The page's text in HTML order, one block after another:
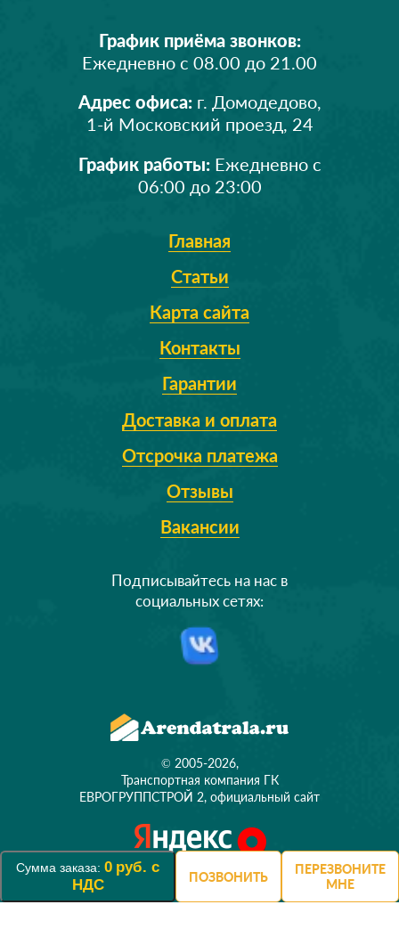
Сумма заказа: 0 руб. с
НДС
ПОЗВОНИТЬ
ПЕРЕЗВОНИТЕ
МНЕ
© 2005-2026,
Транспортная компания ГК
ЕВРОГРУППСТРОЙ 2, официальный сайт
Главная
Статьи
Карта сайта
Контакты
Гарантии
Доставка и оплата
Отсрочка платежа
Отзывы
Вакансии
График приёма звонков:
Ежедневно с 08.00 до 21.00
Адрес офиса:г. Домодедово,
1-й Московский проезд, 24
График работы:Ежедневно с
06:00 до 23:00
Подписывайтесь на нас в
социальных сетях: